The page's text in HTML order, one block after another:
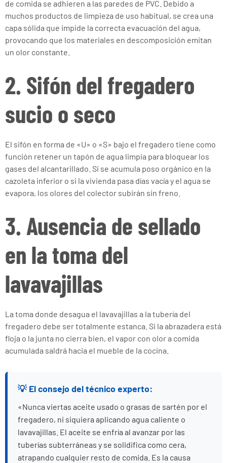
de comida se adhieren a las paredes de PVC. Debido a
muchos productos de limpieza de uso habitual, se crea una
capa sólida que impide la correcta evacuación del agua,
provocando que los materiales en descomposición emitan
un olor constante.
2. Sifón del fregadero
sucio o seco
El sifón en forma de «U» o «S» bajo el fregadero tiene como
función retener un tapón de agua limpia para bloquear los
gases del alcantarillado. Si se acumula poso orgánico en la
cazoleta inferior o si la vivienda pasa días vacía y el agua se
evapora, los olores del colector subirán sin freno.
3. Ausencia de sellado
en la toma del
lavavajillas
La toma donde desagua el lavavajillas a la tubería del
fregadero debe ser totalmente estanca. Si la abrazadera está
floja o la junta no cierra bien, el vapor con olor a comida
acumulada saldrá hacia el mueble de la cocina.
💡 El consejo del técnico experto:
«Nunca viertas aceite usado o grasas de sartén por el
fregadero, ni siquiera aplicando agua caliente o
lavavajillas. El aceite se enfría al avanzar por las
tuberías subterráneas y se solidifica como cera,
atrapando cualquier resto de comida. Es la causa